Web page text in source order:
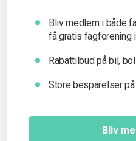
Bliv medlem i både
få gratis fagforening
Rabattilbud på bil,
Store besparelser
Bliv